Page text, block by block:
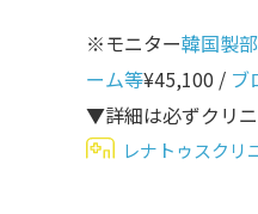
※モニター韓国製
ーム等¥45,100 / ブ
▼詳細は必ずクリ
レナトゥスクリ